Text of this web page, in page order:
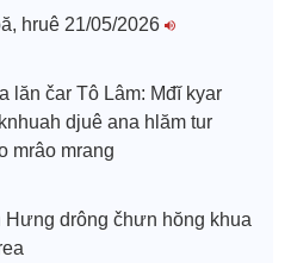
hruê 21/05/2026
lăn čar Tô Lâm: Mđĭ kyar
djuê ana hlăm tur
mrâo mrang
Hưng drông čhưn hŏng khua